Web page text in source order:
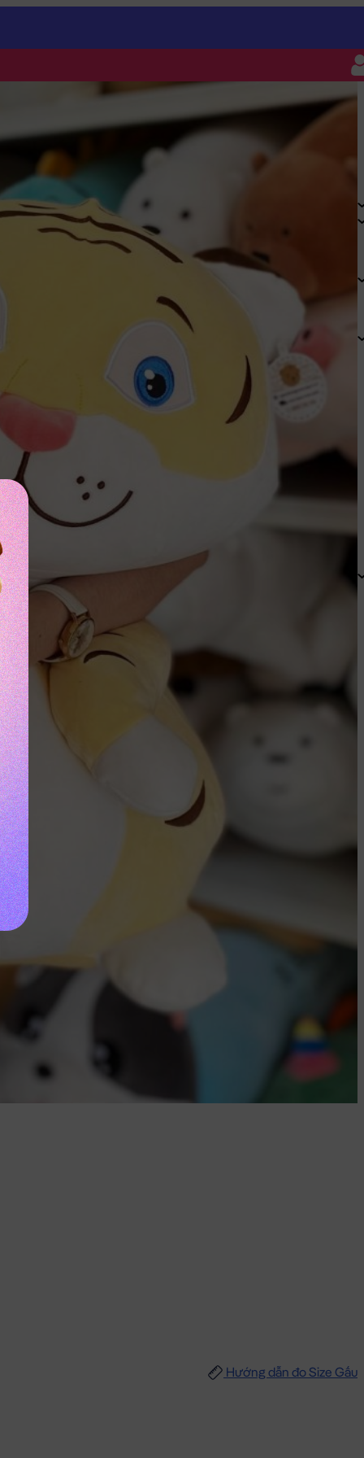
Hướng dẫn đo Size Gấu